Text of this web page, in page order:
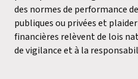
des normes de performance
publiques ou privées et
financières relèvent de lois
de vigilance et à la